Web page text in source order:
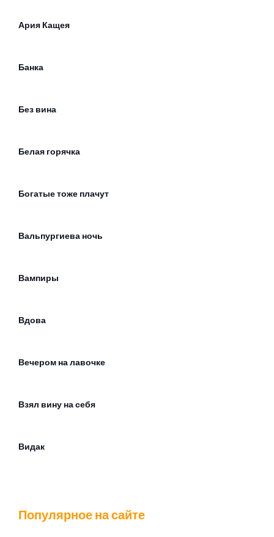
Ария Кащея
Банка
Без вина
Белая горячка
Богатые тоже плачут
Вальпургиева ночь
Вампиры
Вдова
Вечером на лавочке
Взял вину на себя
Видак
Популярное на сайте